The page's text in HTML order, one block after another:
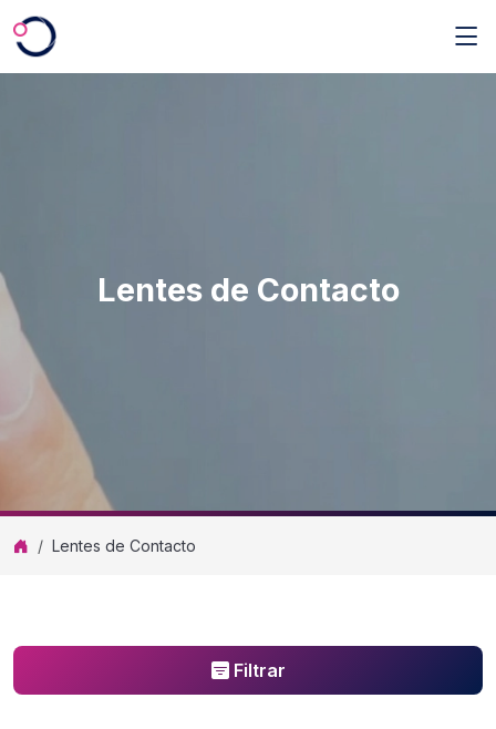
Saltar al contenido principal
Lentes de Contacto
Lentes de Contacto
Filtrar